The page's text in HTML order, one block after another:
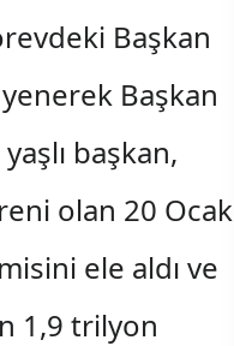
Başkan
Başkan
başkan,
olan 20 Ocak
ele aldı ve
1,9 trilyon